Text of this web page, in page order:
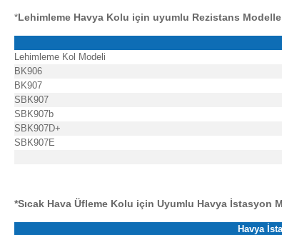
*Lehimleme Havya Kolu için uyumlu Rezistans
Lehimleme Kol Modeli
BK906
BK907
SBK907
SBK907b
SBK907D+
SBK907E
*Sıcak Hava Üfleme Kolu için Uyumlu Havya İstasyon
Havya